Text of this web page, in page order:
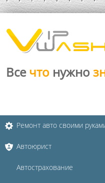
Все что нужно
Ремонт авто своими
Автоюрист
Автострахование